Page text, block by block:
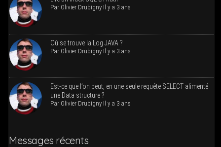
Par Oli­vier Dru­bi­gny Il y a 3 ans
Où se trouve la Log JAVA ?
Par Oli­vier Dru­bi­gny Il y a 3 ans
Est-ce que l’on peut, en une seule requête SELECT ali­men­té
une Data structure ?
Par Oli­vier Dru­bi­gny Il y a 3 ans
Mes­sages récents